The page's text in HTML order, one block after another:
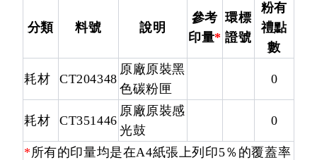
分類 料號 說明
參考
印量*
環標
證號
粉有
禮點
數
耗材 CT204348
原廠原裝黑
色碳粉匣
0
耗材 CT351446
原廠原裝感
光鼓
0
*所有的印量均是在A4紙張上列印5％的覆蓋率